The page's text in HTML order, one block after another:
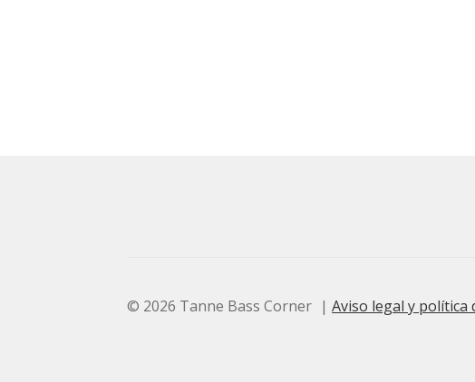
© 2026 Tanne Bass Corner Aviso legal y política